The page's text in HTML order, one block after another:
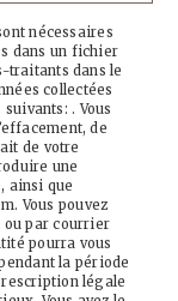
nécessaires
dans un fichier
traitants dans le
collectées
. Vous
de
de votre
une
ainsi que
Vous pouvez
ou par courrier
pourra vous
la période
légale